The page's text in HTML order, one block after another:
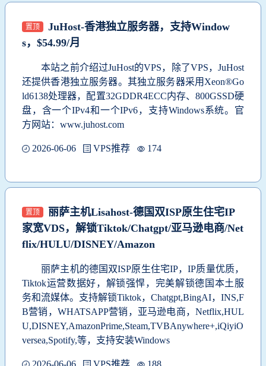
置顶
JuHost-香港独立服务器，支持Window
s，$54.99/月
本站之前介绍过JuHost的VPS，除了VPS，JuHost
还提供香港独立服务器。其独立服务器采用Xeon®Go
ld6138处理器，配置32GDDR4ECC内存、800GSSD硬
盘，含一个IPv4和一个IPv6，支持Windows系统。官
方网站：www.juhost.com
2026-06-06 VPS推荐 174
置顶
丽萨主机Lisahost-德国双ISP原生住宅IP
家宽VDS，解锁Tiktok/Chatgpt/亚马逊电商/Net
flix/HULU/DISNEY/Amazon
丽萨主机的德国双ISP原生住宅IP，IP质量优质，
Tiktok运营数据好，解锁强悍，完美解锁德国本土服
务和流媒体。支持解锁Tiktok，Chatgpt,BingAI，INS,F
B营销，WHATSAPP营销，亚马逊电商，Netflix,HUL
U,DISNEY,AmazonPrime,Steam,TVBAnywhere+,iQiyiO
versea,Spotify,等，支持安装Windows
2026-06-06 VPS推荐 188